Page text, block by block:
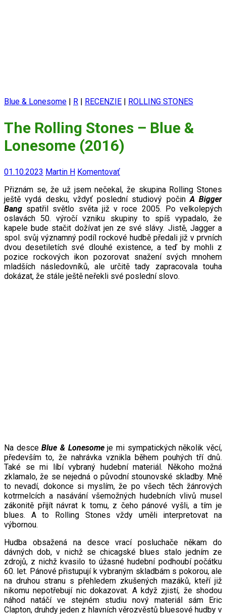
Blue & Lonesome | R | RECENZIE | ROLLING STONES
The Rolling Stones – Blue &
Lonesome (2016)
01.10.2023 Martin H Komentovať
Přiznám se, že už jsem nečekal, že skupina Rolling Stones
ještě vydá desku, vždyť poslední studiový počin A Bigger
Bang spatřil světlo světa již v roce 2005. Po velkolepých
oslavách 50. výročí vzniku skupiny to spíš vypadalo, že
kapele bude stačit dožívat jen ze své slávy. Jistě, Jagger a
spol. svůj významný podíl rockové hudbě předali již v prvních
dvou desetiletích své dlouhé existence, a teď by mohli z
pozice rockových ikon pozorovat snažení svých mnohem
mladších následovníků, ale určitě tady zapracovala touha
dokázat, že stále ještě neřekli své poslední slovo.
Na desceBlue & Lonesomeje mi sympatických několik věcí,
především to, že nahrávka vznikla během pouhých tří dnů.
Také se mi líbí vybraný hudební materiál. Někoho možná
zklamalo, že se nejedná o původní stounovské skladby. Mně
to nevadí, dokonce si myslím, že po všech těch žánrových
kotrmelcích a nasávání všemožných hudebních vlivů musel
zákonitě přijít návrat k tomu, z čeho pánové vyšli, a tím je
blues. A to Rolling Stones vždy uměli interpretovat na
výbornou.
Hudba obsažená na desce vrací posluchače někam do
dávných dob, v nichž se chicagské blues stalo jedním ze
zdrojů, z nichž kvasilo to úžasné hudební podhoubí počátku
60. let. Pánové přistupují k vybraným skladbám s pokorou, ale
na druhou stranu s přehledem zkušených mazáků, kteří již
nikomu nepotřebují nic dokazovat. A když zjistí, že shodou
náhod natáčí ve stejném studiu nový materiál sám Eric
Clapton, druhdy jeden z hlavních věrozvěstů bluesové hudby v